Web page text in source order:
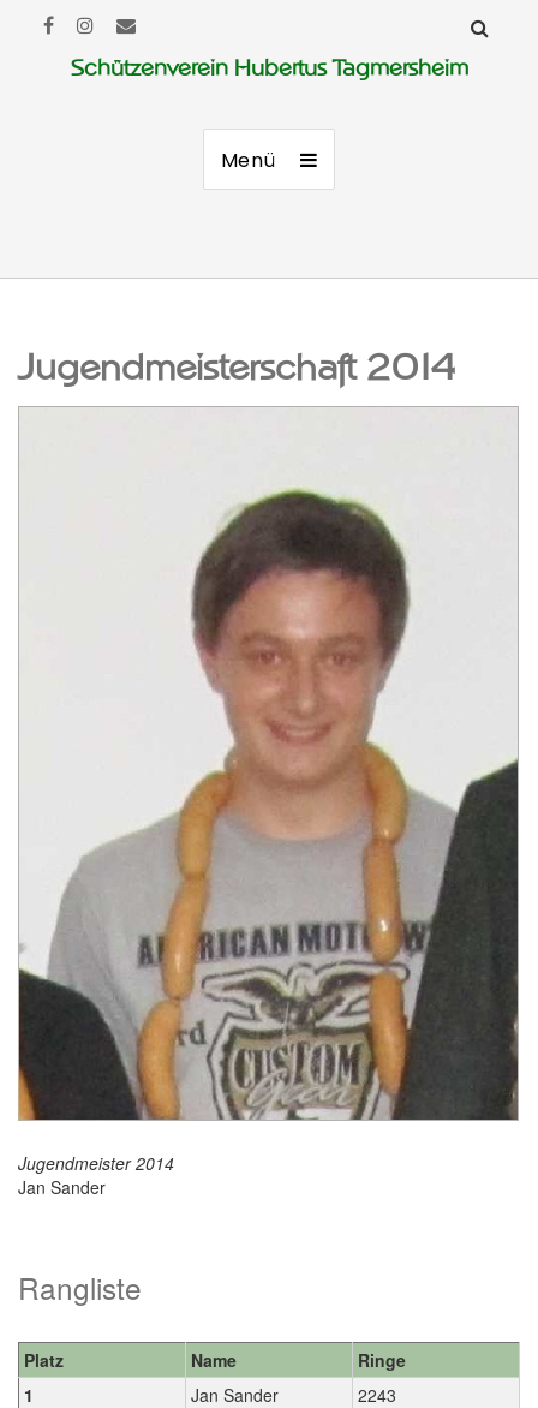
Schützenverein Hubertus Tagmersheim
Menü
Jugendmeisterschaft 2014
Jugendmeister 2014
Jan Sander
Rangliste
Platz Name
Ringe
1
Jan Sander
2243